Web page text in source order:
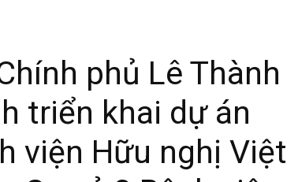
phủ Lê Thành
triển khai dự án
viện Hữu nghị Việt